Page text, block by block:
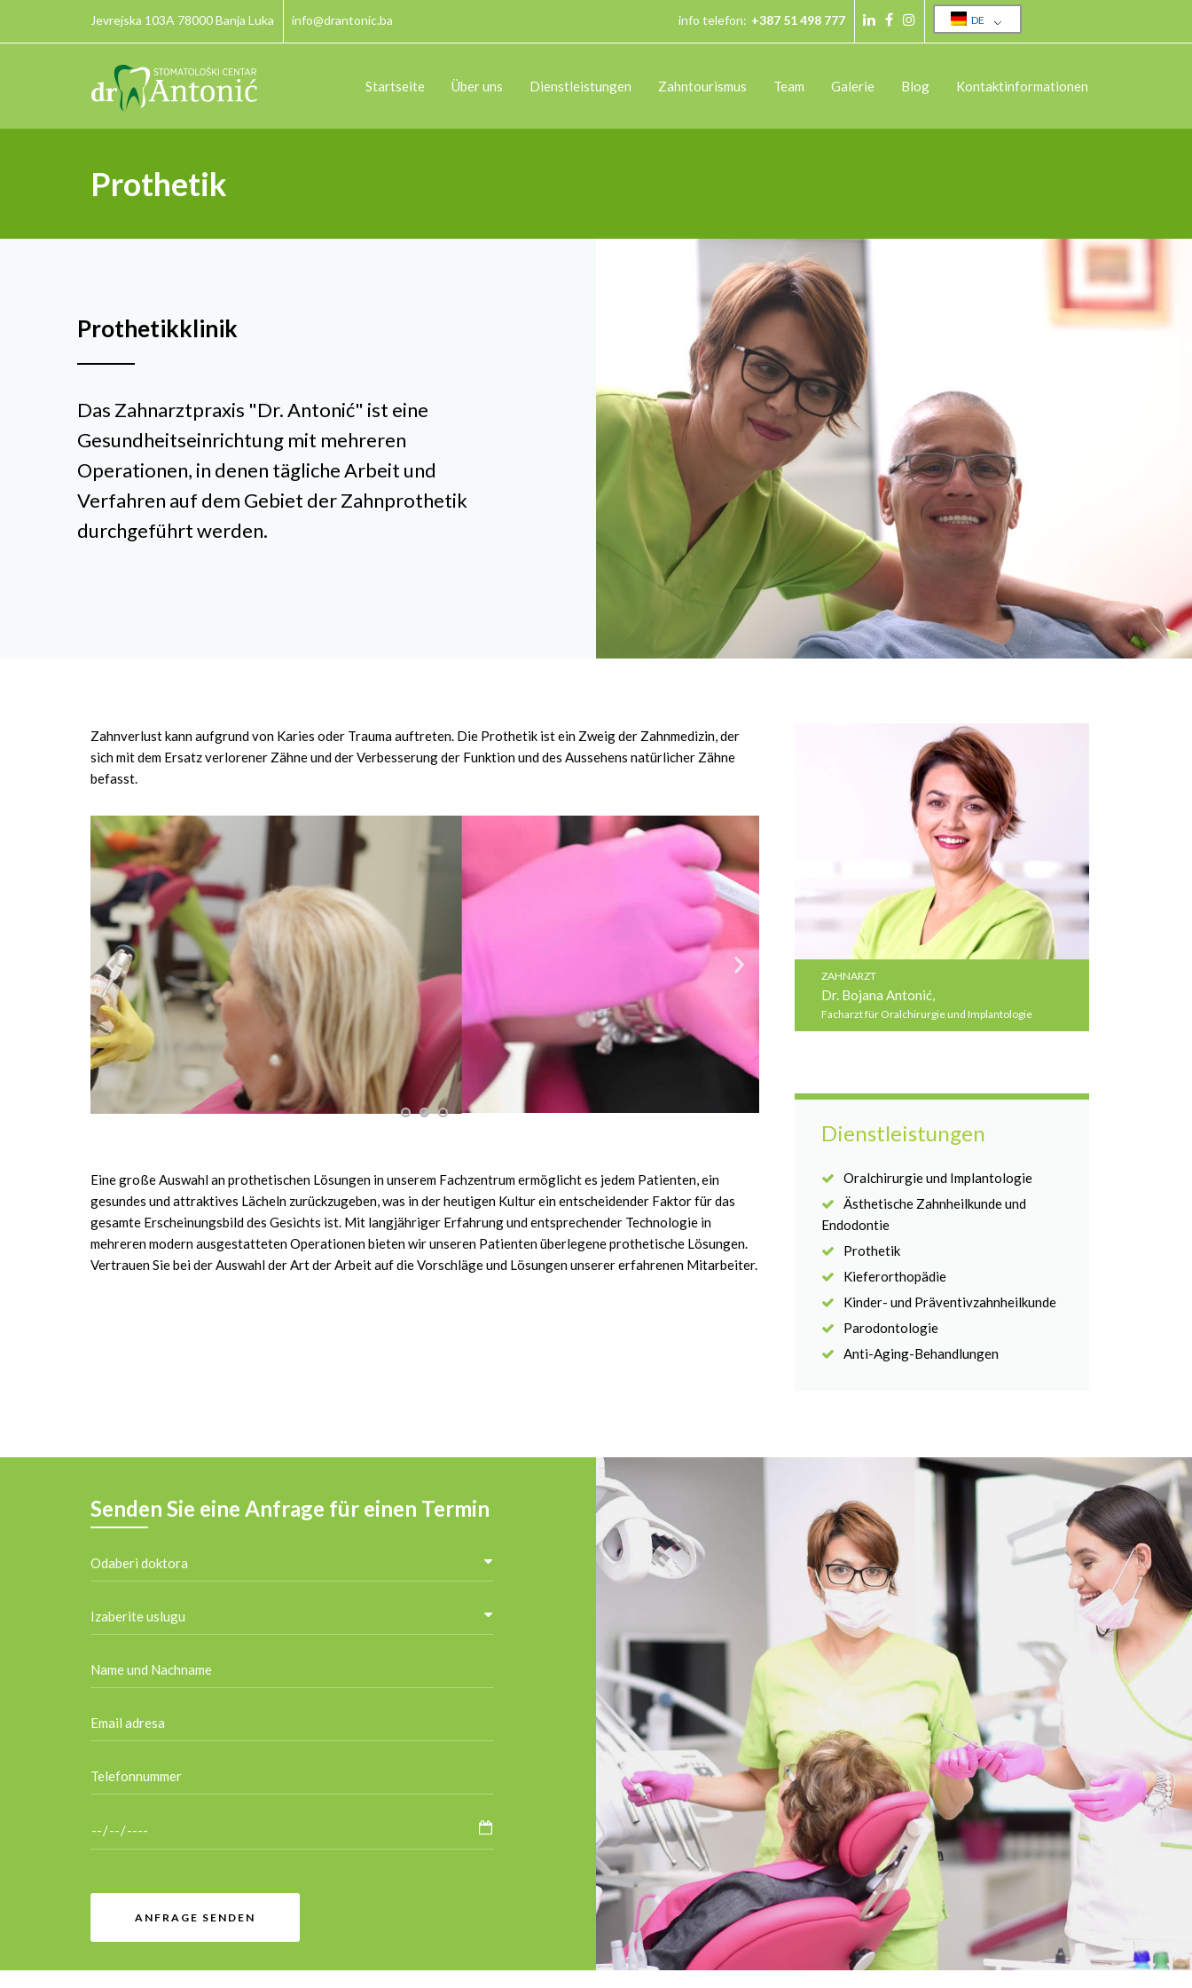
Jevrejska 103A 78000 Banja Luka info@drantonic.ba info telefon: +387 51 498 777 DE
Startseite Über uns Dienstleistungen Zahntourismus Team Galerie Blog Kontaktinformationen
Prothetik
Prothetikklinik
Das Zahnarztpraxis "Dr. Antonić" ist eine
Gesundheitseinrichtung mit mehreren
Operationen, in denen tägliche Arbeit und
Verfahren auf dem Gebiet der Zahnprothetik
durchgeführt werden.
Zahnverlust kann aufgrund von Karies oder Trauma auftreten. Die Prothetik ist ein Zweig der Zahnmedizin, der
sich mit dem Ersatz verlorener Zähne und der Verbesserung der Funktion und des Aussehens natürlicher Zähne
befasst.
Eine große Auswahl an prothetischen Lösungen in unserem Fachzentrum ermöglicht es jedem Patienten, ein
gesundes und attraktives Lächeln zurückzugeben, was in der heutigen Kultur ein entscheidender Faktor für das
gesamte Erscheinungsbild des Gesichts ist. Mit langjähriger Erfahrung und entsprechender Technologie in
mehreren modern ausgestatteten Operationen bieten wir unseren Patienten überlegene prothetische Lösungen.
Vertrauen Sie bei der Auswahl der Art der Arbeit auf die Vorschläge und Lösungen unserer erfahrenen Mitarbeiter.
ZAHNARZT
Dr. Bojana Antonić,
Facharzt für Oralchirurgie und Implantologie
Dienstleistungen
Oralchirurgie und Implantologie
Ästhetische Zahnheilkunde und
Endodontie
Prothetik
Kieferorthopädie
Kinder- und Präventivzahnheilkunde
Parodontologie
Anti-Aging-Behandlungen
Senden Sie eine Anfrage für einen Termin